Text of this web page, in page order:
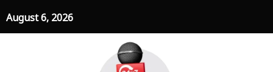
Skip
to
August 6, 2026